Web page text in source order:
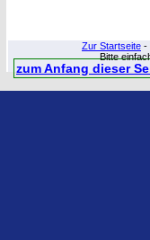
Zur Startseite -
Bitte
zum Anfang dieser